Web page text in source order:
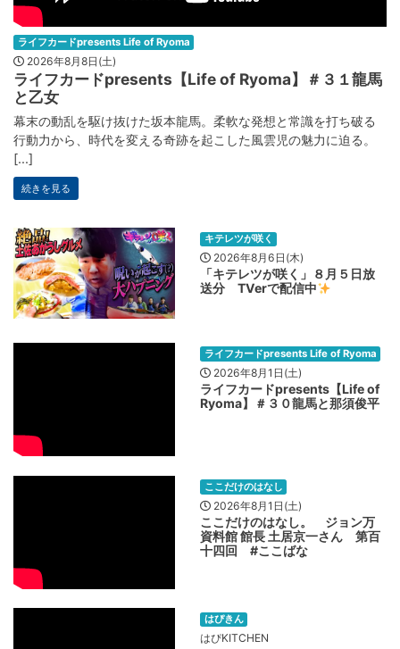
ライフカードpresents Life of Ryoma
2026年8月8日(土)
ライフカードpresents【Life of Ryoma】＃３１龍馬
と乙女
幕末の動乱を駆け抜けた坂本龍馬。柔軟な発想と常識を打ち破る
行動力から、時代を変える奇跡を起こした風雲児の魅力に迫る。
[...]
続きを見る
キテレツが咲く
2026年8月6日(木)
「キテレツが咲く」８月５日放
送分 TVerで配信中
ライフカードpresents Life of Ryoma
2026年8月1日(土)
ライフカードpresents【Life of
Ryoma】＃３０龍馬と那須俊平
ここだけのはなし
2026年8月1日(土)
ここだけのはなし。 ジョン万
資料館 館長 土居京一さん 第百
十四回 #ここばな
はぴきん
はぴKITCHEN